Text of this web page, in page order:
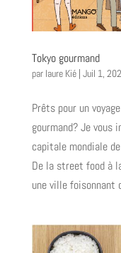
Tokyo gourmand
par laure Kié| Juil 1,
Prêts pour un
gourmand? Je vous
capitale mondiale
De la street food à
une ville foisonnant